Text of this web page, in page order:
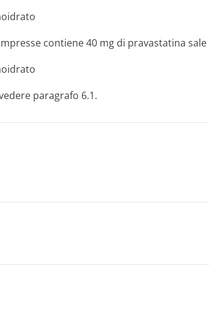
contiene 40 mg di pravastatina
paragrafo 6.1.